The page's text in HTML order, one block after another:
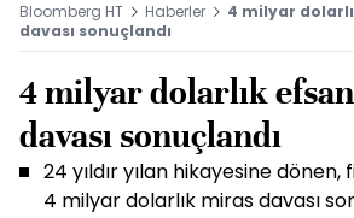
Bloomberg HT Haberler
4 milyar
davası sonuçlandı
4 milyar dolarlık
davası sonuçlandı
24 yıldır yılan hikayesine
4 milyar dolarlık miras davası